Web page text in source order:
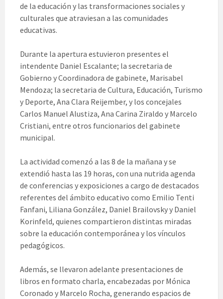
de la educación y las transformaciones sociales y
culturales que atraviesan a las comunidades
educativas.
Durante la apertura estuvieron presentes el
intendente Daniel Escalante; la secretaria de
Gobierno y Coordinadora de gabinete, Marisabel
Mendoza; la secretaria de Cultura, Educación, Turismo
y Deporte, Ana Clara Reijember, y los concejales
Carlos Manuel Alustiza, Ana Carina Ziraldo y Marcelo
Cristiani, entre otros funcionarios del gabinete
municipal.
La actividad comenzó a las 8 de la mañana y se
extendió hasta las 19 horas, con una nutrida agenda
de conferencias y exposiciones a cargo de destacados
referentes del ámbito educativo como Emilio Tenti
Fanfani, Liliana González, Daniel Brailovsky y Daniel
Korinfeld, quienes compartieron distintas miradas
sobre la educación contemporánea y los vínculos
pedagógicos.
Además, se llevaron adelante presentaciones de
libros en formato charla, encabezadas por Mónica
Coronado y Marcelo Rocha, generando espacios de